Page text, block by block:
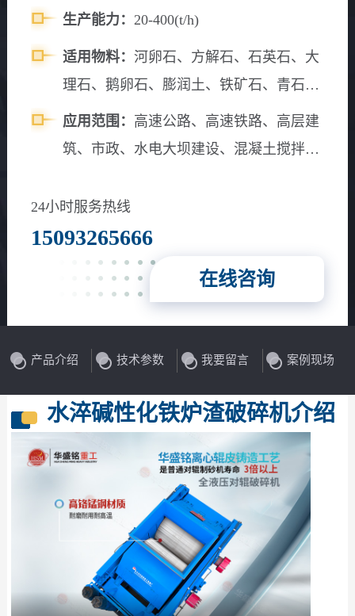
生产能力： 20-400(t/h)
适用物料： 河卵石、方解石、石英石、大
理石、鹅卵石、膨润土、铁矿石、青石、
山石、水渣、石灰石、风化砂、辉绿岩、
花岗岩、玄武岩、碳化硅、金刚砂、烧结
应用范围： 高速公路、高速铁路、高层建
筑、市政、水电大坝建设、混凝土搅拌
24小时服务热线
15093265666
在线咨询
产品介绍 技术参数 我要留言 案例现场
水淬碱性化铁炉渣破碎机介绍